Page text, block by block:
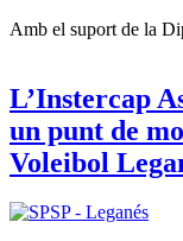
Amb el suport de la
L’Instercap
un punt de
Voleibol